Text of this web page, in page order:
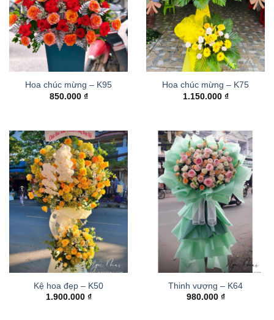
Hoa chúc mừng – K95
850.000 ₫
Hoa chúc mừng – K75
1.150.000 ₫
Kệ hoa đẹp – K50
1.900.000 ₫
Thinh vượng – K64
980.000 ₫